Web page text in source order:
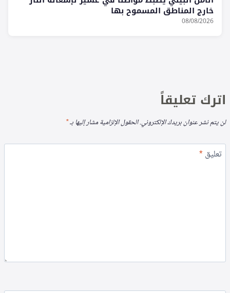
خارج المناطق المسموح بها
08/08/2026
اترك تعليقاً
لن يتم نشر عنوان بريدك الإلكتروني.الحقول الإلزامية مشار إليها بـ*
تعليق*